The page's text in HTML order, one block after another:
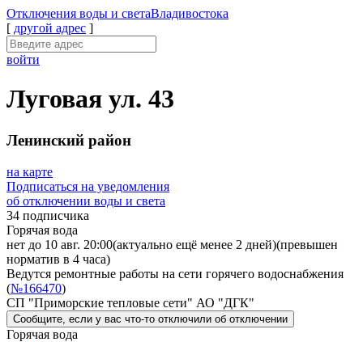
Отключения воды и светаВладивостока
[ другой адрес ]
войти
Луговая ул. 43
Ленинский район
на карте
Подписаться на уведомления
об отключении воды и света
34 подписчика
Горячая вода
нет до 10 авг. 20:00(актуально ещё менее 2 дней)(превышен
норматив в 4 часа)
Ведутся ремонтные работы на сети горячего водоснабжения
(№166470)
СП "Приморские тепловые сети" АО "ДГК"
Сообщите , если у вас что-то отключили об отключении
Горячая вода